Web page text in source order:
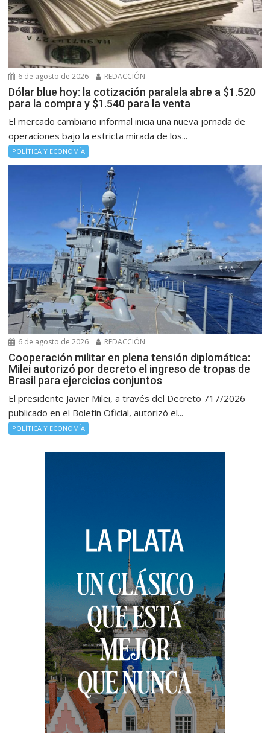
6 de agosto de 2026 REDACCIÓN
Dólar blue hoy: la cotización paralela abre a $1.520
para la compra y $1.540 para la venta
El mercado cambiario informal inicia una nueva jornada de
operaciones bajo la estricta mirada de los...
POLÍTICA Y ECONOMÍA
6 de agosto de 2026 REDACCIÓN
Cooperación militar en plena tensión diplomática:
Milei autorizó por decreto el ingreso de tropas de
Brasil para ejercicios conjuntos
El presidente Javier Milei, a través del Decreto 717/2026
publicado en el Boletín Oficial, autorizó el...
POLÍTICA Y ECONOMÍA